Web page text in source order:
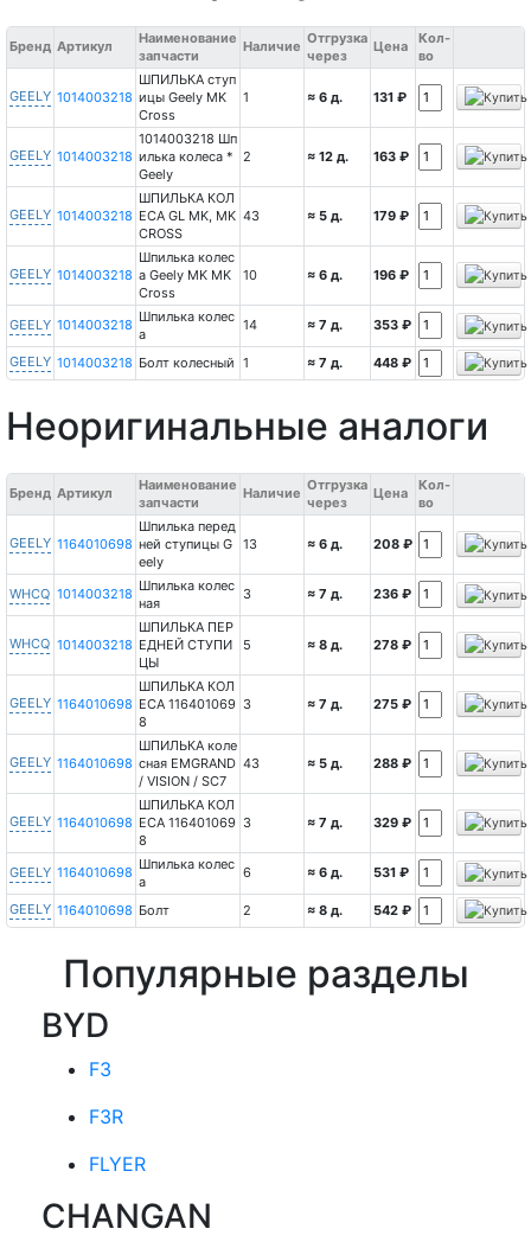
Бренд Артикул
Наименование
запчасти
Наличие Отгрузка
через
Цена
Кол-
во
GEELY 1014003218
ШПИЛЬКА ступ
ицы Geely MK
Cross
1 ≈ 6 д. 131 ₽
GEELY 1014003218
1014003218 Шп
илька колеса *
Geely
2 ≈ 12 д. 163 ₽
GEELY 1014003218
ШПИЛЬКА КОЛ
ЕСА GL MK, MK
CROSS
43 ≈ 5 д. 179 ₽
GEELY 1014003218
Шпилька колес
а Geely MK MK
Cross
10 ≈ 6 д. 196 ₽
GEELY 1014003218 Шпилька колес
а
14 ≈ 7 д. 353 ₽
GEELY 1014003218 Болт колесный 1 ≈ 7 д. 448 ₽
Неоригинальные аналоги
Бренд Артикул
Наименование
запчасти
Наличие Отгрузка
через
Цена
Кол-
во
GEELY 1164010698
Шпилька перед
ней ступицы G
eely
13 ≈ 6 д. 208 ₽
WHCQ 1014003218 Шпилька колес
ная
3 ≈ 7 д. 236 ₽
WHCQ 1014003218
ШПИЛЬКА ПЕР
ЕДНЕЙ СТУПИ
ЦЫ
5 ≈ 8 д. 278 ₽
GEELY 1164010698
ШПИЛЬКА КОЛ
ЕСА 116401069
8
3 ≈ 7 д. 275 ₽
GEELY 1164010698
ШПИЛЬКА коле
сная EMGRAND
/ VISION / SC7
43 ≈ 5 д. 288 ₽
GEELY 1164010698
ШПИЛЬКА КОЛ
ЕСА 116401069
8
3 ≈ 7 д. 329 ₽
GEELY 1164010698 Шпилька колес
а
6 ≈ 6 д. 531 ₽
GEELY 1164010698 Болт 2 ≈ 8 д. 542 ₽
Популярные разделы
BYD
F3
F3R
FLYER
CHANGAN